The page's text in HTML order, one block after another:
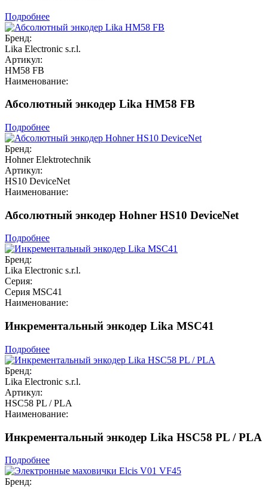
Подробнее
Бренд:
Lika Electronic s.r.l.
Артикул:
HM58 FB
Наименование:
Абсолютный энкодер Lika HM58 FB
Подробнее
Бренд:
Hohner Elektrotechnik
Артикул:
HS10 DeviceNet
Наименование:
Абсолютный энкодер Hohner HS10 DeviceNet
Подробнее
Бренд:
Lika Electronic s.r.l.
Серия:
Серия MSC41
Наименование:
Инкрементальный энкодер Lika MSC41
Подробнее
Бренд:
Lika Electronic s.r.l.
Артикул:
HSC58 PL / PLA
Наименование:
Инкрементальный энкодер Lika HSC58 PL / PLA
Подробнее
Бренд: